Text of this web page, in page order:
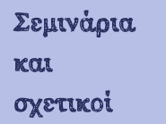
Σεμινάρια
και
σχετικοί